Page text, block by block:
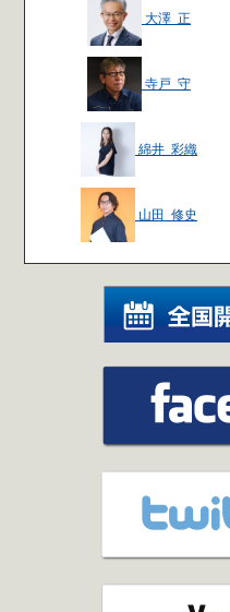
大澤 正
寺戸 守
綿井 彩織
山田 修史